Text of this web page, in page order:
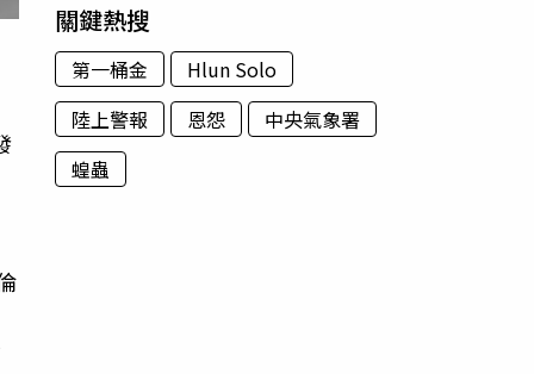
關鍵熱搜
第一桶金
Hlun Solo
陸上警報
恩怨
中央氣象署
蝗蟲